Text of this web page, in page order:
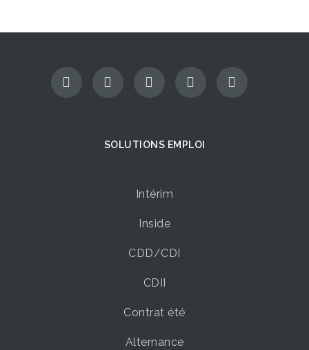
SOLUTIONS EMPLOI
Intérim
Inside
CDD/CDI
CDII
Contrat été
Alternance